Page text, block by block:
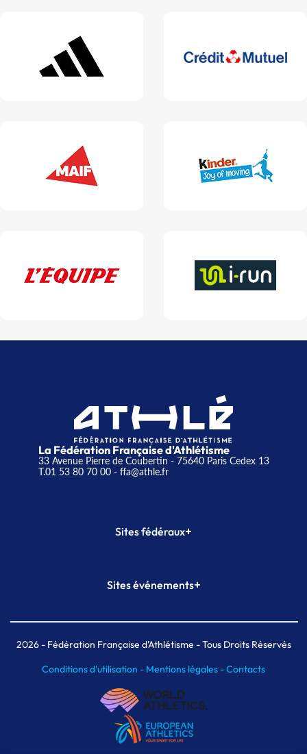
La Fédération Française d'Athlétisme
33 Avenue Pierre de Coubertin - 75640 Paris Cedex 13
T.01 53 80 70 00- ffa@athle.fr
Sites fédéraux+
Plateforme Formation
Sites événements+
Meeting de Paris indoor
MAIF Ekiden de Paris
2026- Fédération Française d'Athlétisme - Tous Droits Réservés
Conditions d'utilisation - Mentions légales -Contacts